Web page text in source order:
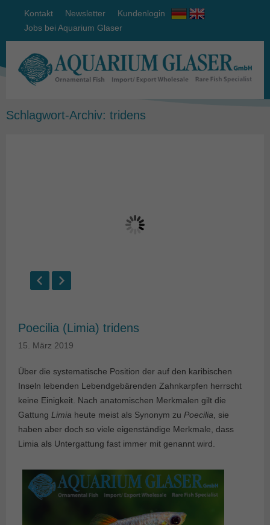
Kontakt Newsletter
Kundenlogin
Jobs bei Aquarium Glaser
Schlagwort-Archiv: tridens
Poecilia (Limia) tridens
15. März 2019
Über die systematische Position der auf den karibischen
Inseln lebenden Lebendgebärenden Zahnkarpfen herrscht
keine Einigkeit. Nach anatomischen Merkmalen gilt die
Gattung Limia heute meist als Synonym zu Poecilia , sie
haben aber doch so viele eigenständige Merkmale, dass
Limia als Untergattung fast immer mit genannt wird.